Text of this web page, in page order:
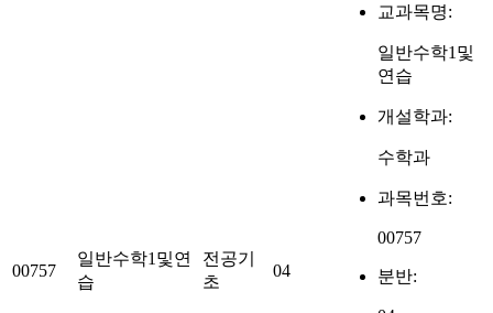
00757
일반수학1및연
습
전공기
초
04
교과목명:
일반수학1및
연습
개설학과:
수학과
과목번호:
00757
분반: